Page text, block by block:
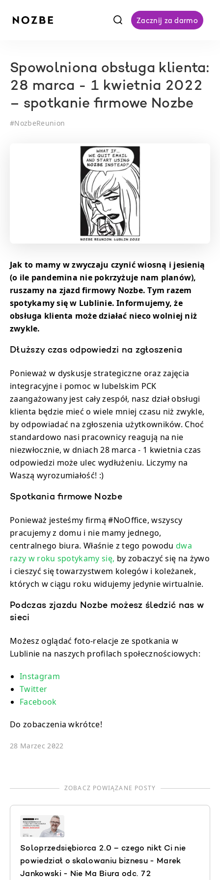
f Zacznij za darmo
Spowolniona obsługa klienta:
28 marca - 1 kwietnia 2022
– spotkanie firmowe Nozbe
#NozbeReunion
Jak to mamy w zwyczaju czynić wiosną i jesienią
(o ile pandemina nie pokrzyżuje nam planów),
ruszamy na zjazd firmowy Nozbe. Tym razem
spotykamy się w Lublinie. Informujemy, że
obsługa klienta może działać nieco wolniej niż
zwykle.
Dłuższy czas odpowiedzi na zgłoszenia
Ponieważ w dyskusje strategiczne oraz zajęcia
integracyjne i pomoc w lubelskim PCK
zaangażowany jest cały zespół, nasz dział obsługi
klienta będzie mieć o wiele mniej czasu niż zwykle,
by odpowiadać na zgłoszenia użytkowników. Choć
standardowo nasi pracownicy reagują na nie
niezwłocznie, w dniach 28 marca - 1 kwietnia czas
odpowiedzi może ulec wydłużeniu. Liczymy na
Waszą wyrozumiałość! :)
Spotkania firmowe Nozbe
Ponieważ jesteśmy firmą #NoOffice, wszyscy
pracujemy z domu i nie mamy jednego,
centralnego biura. Właśnie z tego powodudwa
razy w roku spotykamy się, by zobaczyć się na żywo
i cieszyć się towarzystwem kolegów i koleżanek,
których w ciągu roku widujemy jedynie wirtualnie.
Podczas zjazdu Nozbe możesz śledzić nas w
sieci
Możesz oglądać foto-relacje ze spotkania w
Lublinie na naszych profilach społecznościowych:
Instagram
Twitter
Facebook
Do zobaczenia wkrótce!
28 Marzec 2022
ZOBACZ POWIĄZANE POSTY
Soloprzedsiębiorca 2.0 – czego nikt Ci nie
powiedział o skalowaniu biznesu - Marek
Jankowski - Nie Ma Biura odc. 72